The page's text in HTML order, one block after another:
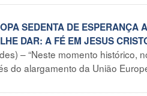
SEDENTA DE ESPERANÇA
DAR: A FÉ EM JESUS
– “Neste momento histórico,
do alargamento da União